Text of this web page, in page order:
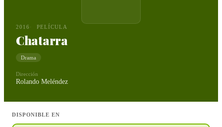
2016 PELÍCULA
Chatarra
Drama
Dirección
Rolando Meléndez
DISPONIBLE EN